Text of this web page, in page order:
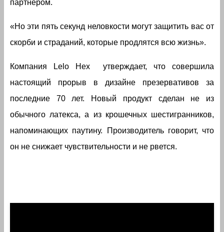
партнером.
«Но эти пять секунд неловкости могут защитить вас от
скорби и страданий, которые продлятся всю жизнь».
Компания Lelo Hex утверждает, что совершила
настоящий прорыв в дизайне презервативов за
последние 70 лет. Новый продукт сделан не из
обычного латекса, а из крошечных шестигранников,
напоминающих паутину. Производитель говорит, что
он не снижает чувствительности и не рвется.